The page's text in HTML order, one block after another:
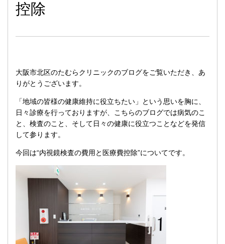
控除
大阪市北区のたむらクリニックのブログをご覧いただき、あ
りがとうございます。
「地域の皆様の健康維持に役立ちたい」という思いを胸に、
日々診療を行っておりますが、こちらのブログでは病気のこ
と、検査のこと、そして日々の健康に役立つことなどを発信
して参ります。
今回は“内視鏡検査の費用と医療費控除”についてです。